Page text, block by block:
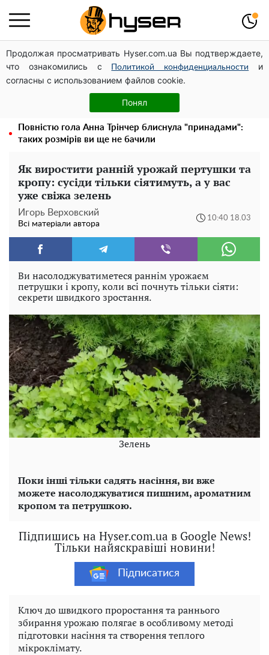
Продолжая просматривать Hyser.com.ua Вы подтверждаете,
что ознакомились с
Политикой конфиденциальности
и
согласны с использованием файлов cookie.
Понял
Дрони із націнкою: Олександр Конотопський вивів
мільйони оборонного бюджету через фіктивну фірму в
Естонії
Гола Олена Тополя у цікавих позах змусила відвисати
щелепи: злив відео – було лише початком
Повністю гола Анна Трінчер блиснула "принадами":
таких розмірів ви ще не бачили
Як виростити ранній урожай пертушки та
кропу: сусіди тільки сіятимуть, а у вас
уже свіжа зелень
Игорь Верховский
Всі матеріали автора
10:40 18.03
Ви насолоджуватиметеся раннім урожаєм
петрушки і кропу, коли всі почнуть тільки сіяти:
секрети швидкого зростання.
Зелень
Поки інші тільки садять насіння, ви вже
можете насолоджуватися пишним, ароматним
кропом та петрушкою.
Підпишись на Hyser.com.ua в Google News!
Тільки найяскравіші новини!
Підписатися
Ключ до швидкого проростання та раннього
збирання урожаю полягає в особливому методі
підготовки насіння та створення теплого
мікроклімату.